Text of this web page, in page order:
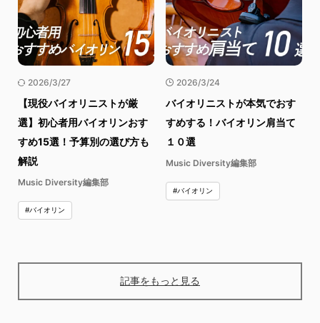
2026/3/27
【現役バイオリニストが厳
選】初心者用バイオリンおす
すめ15選！予算別の選び方も
解説
Music Diversity編集部
#バイオリン
2026/3/24
バイオリニストが本気でおす
すめする！バイオリン肩当て
１０選
Music Diversity編集部
#バイオリン
記事をもっと見る